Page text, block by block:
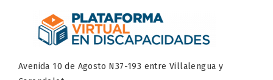
Avenida 10 de Agosto N37-193 entre Villalengua y